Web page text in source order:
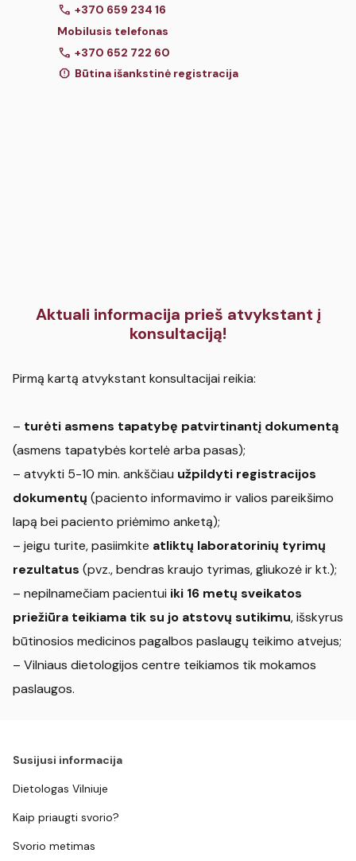
call +370 659 234 16
Mobilusis telefonas
call +370 652 722 60
report Būtina išankstinė registracija
Aktuali informacija prieš atvykstant į
konsultaciją!
Pirmą kartą atvykstant konsultacijai reikia:
– turėti asmens tapatybę patvirtinantį dokumentą
(asmens tapatybės kortelė arba pasas);
– atvykti 5-10 min. ankščiau užpildyti registracijos
dokumentų (paciento informavimo ir valios pareikšimo
lapą bei paciento priėmimo anketą);
– jeigu turite, pasiimkite atliktų laboratorinių tyrimų
rezultatus (pvz., bendras kraujo tyrimas, gliukozė ir kt.);
– nepilnamečiam pacientui iki 16 metų sveikatos
priežiūra teikiama tik su jo atstovų sutikimu, išskyrus
būtinosios medicinos pagalbos paslaugų teikimo atvejus;
– Vilniaus dietologijos centre teikiamos tik mokamos
paslaugos.
Susijusi informacija
Dietologas Vilniuje
Kaip priaugti svorio?
Svorio metimas